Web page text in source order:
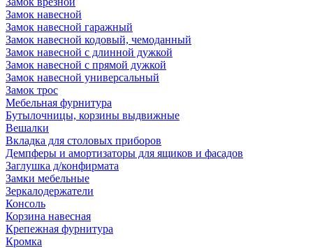
Замок навесной
Замок навесной гаражный
Замок навесной кодовый, чемоданный
Замок навесной с длинной дужкой
Замок навесной с прямой дужкой
Замок навесной универсальный
Замок трос
Мебельная фурнитура
Бутылочницы, корзины выдвижные
Вешалки
Вкладка для столовых приборов
Демпферы и амортизаторы для ящиков и фасадов
Заглушка д/конфирмата
Замки мебельные
Зеркалодержатели
Консоль
Корзина навесная
Крепежная фурнитура
Кромка